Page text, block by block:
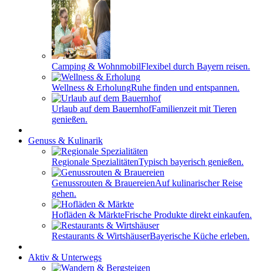
Camping & WohnmobilFlexibel durch Bayern reisen.
Wellness & ErholungRuhe finden und entspannen.
Urlaub auf dem BauernhofFamilienzeit mit Tieren
genießen.
Genuss & Kulinarik
Regionale SpezialitätenTypisch bayerisch genießen.
Genussrouten & BrauereienAuf kulinarischer Reise
gehen.
Hofläden & MärkteFrische Produkte direkt einkaufen.
Restaurants & WirtshäuserBayerische Küche erleben.
Aktiv & Unterwegs